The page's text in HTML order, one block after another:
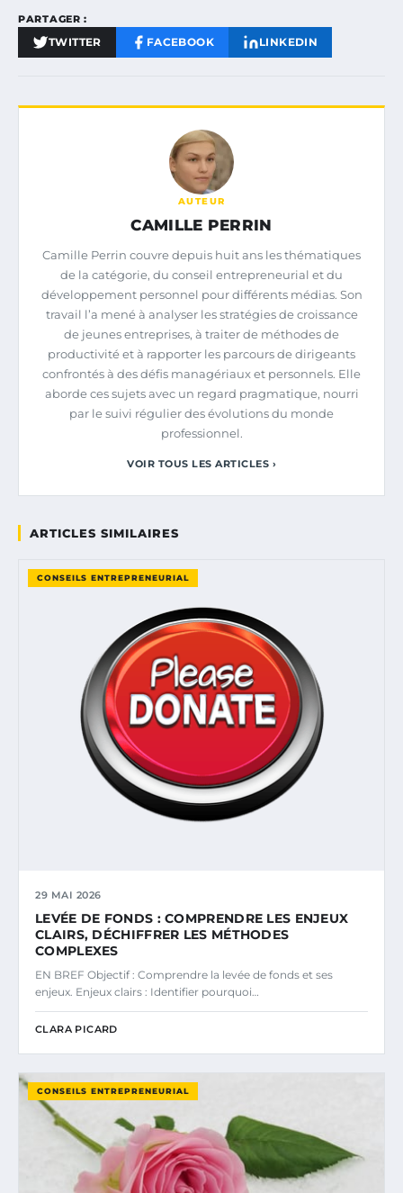
PARTAGER :
TWITTER FACEBOOK LINKEDIN
AUTEUR
CAMILLE PERRIN
Camille Perrin couvre depuis huit ans les thématiques
de la catégorie, du conseil entrepreneurial et du
développement personnel pour différents médias. Son
travail l’a mené à analyser les stratégies de croissance
de jeunes entreprises, à traiter de méthodes de
productivité et à rapporter les parcours de dirigeants
confrontés à des défis managériaux et personnels. Elle
aborde ces sujets avec un regard pragmatique, nourri
par le suivi régulier des évolutions du monde
professionnel.
VOIR TOUS LES ARTICLES ›
ARTICLES SIMILAIRES
CONSEILS ENTREPRENEURIAL
29 MAI 2026
LEVÉE DE FONDS : COMPRENDRE LES ENJEUX
CLAIRS, DÉCHIFFRER LES MÉTHODES
COMPLEXES
EN BREF Objectif : Comprendre la levée de fonds et ses
enjeux. Enjeux clairs : Identifier pourquoi…
CLARA PICARD
CONSEILS ENTREPRENEURIAL